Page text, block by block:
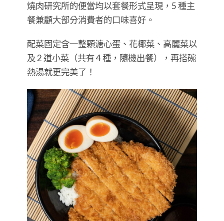
燒肉研究所的便當均以套餐形式呈現，5 種主
餐兼顧大部分消費者的口味喜好。
配菜固定含一整顆溏心蛋、花椰菜、高麗菜以
及 2 道小菜（共有 4 種，隨機出餐），再搭碗
熱湯就更完美了！